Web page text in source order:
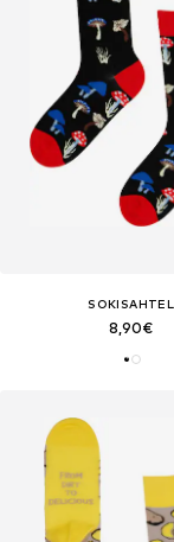
SOKISAHTEL
8,90€